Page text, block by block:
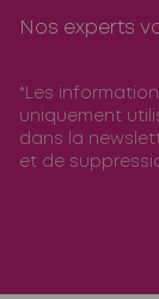
Nos experts
*Les
uniquement
dans la
et de